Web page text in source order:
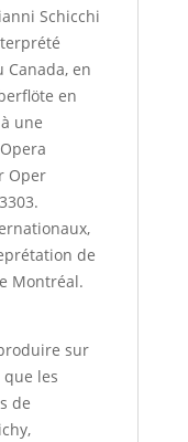
Schicchi
Canada, en
en
une
Oper
de
Montréal.
sur
les
de